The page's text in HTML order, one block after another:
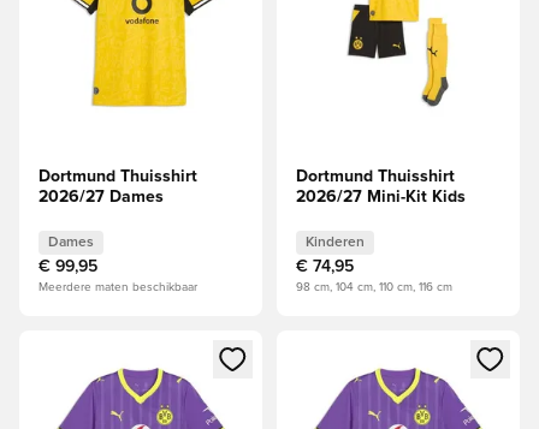
Dortmund Thuisshirt
2026/27 Dames
Dames
€ 99,95
Meerdere maten beschikbaar
Dortmund Thuisshirt
2026/27 Mini-Kit Kids
Kinderen
€ 74,95
98 cm, 104 cm, 110 cm, 116 cm
Opent een venster om in te loggen of je aan te melden als
Opent een venster om in te